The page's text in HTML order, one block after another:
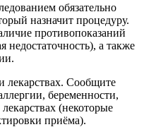
обязательно
назначит процедуру.
противопоказаний
недостаточность), а также
лекарствах. Сообщите
беременности,
(некоторые
приёма).